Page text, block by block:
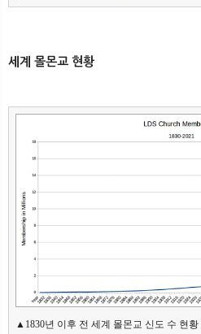
세계 몰몬교 현황
▲1830년 이후 전 세계 몰몬교 신도 수 현